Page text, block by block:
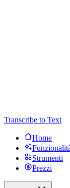
Transcribe to Text
Home
Strumenti
Prezzi